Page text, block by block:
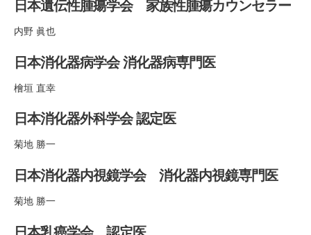
日本遺伝性腫瘍学会 家族性腫瘍カウンセラー
内野 眞也
日本消化器病学会 消化器病専門医
檜垣 直幸
日本消化器外科学会 認定医
菊地 勝一
日本消化器内視鏡学会 消化器内視鏡専門医
菊地 勝一